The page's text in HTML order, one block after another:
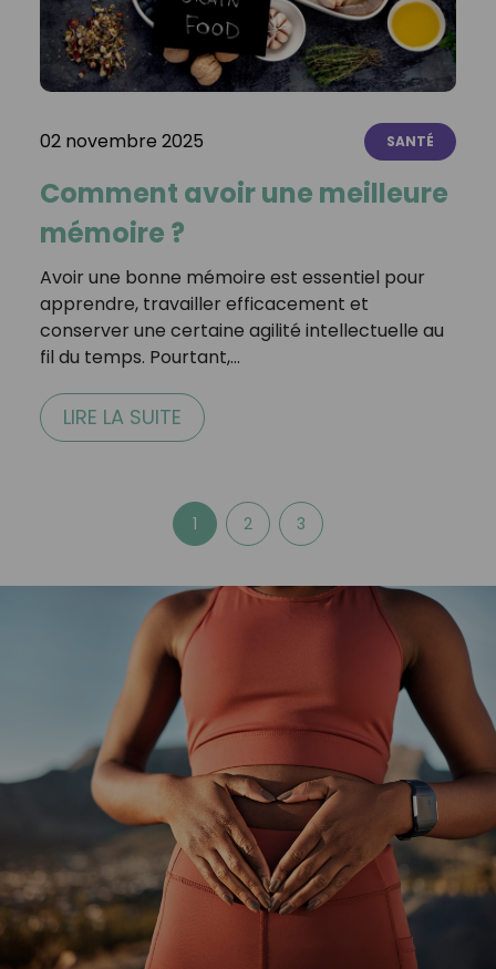
02 novembre 2025 SANTÉ
Comment avoir une meilleure
mémoire ?
Avoir une bonne mémoire est essentiel pour
apprendre, travailler efficacement et
conserver une certaine agilité intellectuelle au
fil du temps. Pourtant,…
LIRE LA SUITE
1 2 3